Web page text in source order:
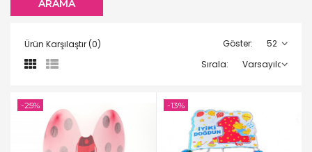
Ürün Karşılaştır (0)
Göster:
Sırala:
-25% -13%